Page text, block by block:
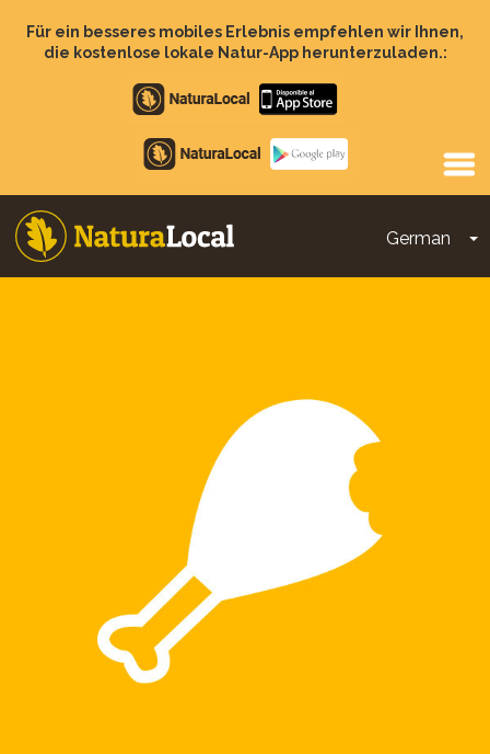
zumFür ein besseres mobiles Erlebnis empfehlen wir Ihnen,
die kostenlose lokale Natur-App herunterzuladen.:
Apple
store
Google
Play
German
Main